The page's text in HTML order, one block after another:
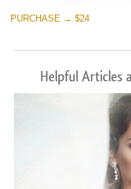
PURCHASE → $24
Helpful Articles